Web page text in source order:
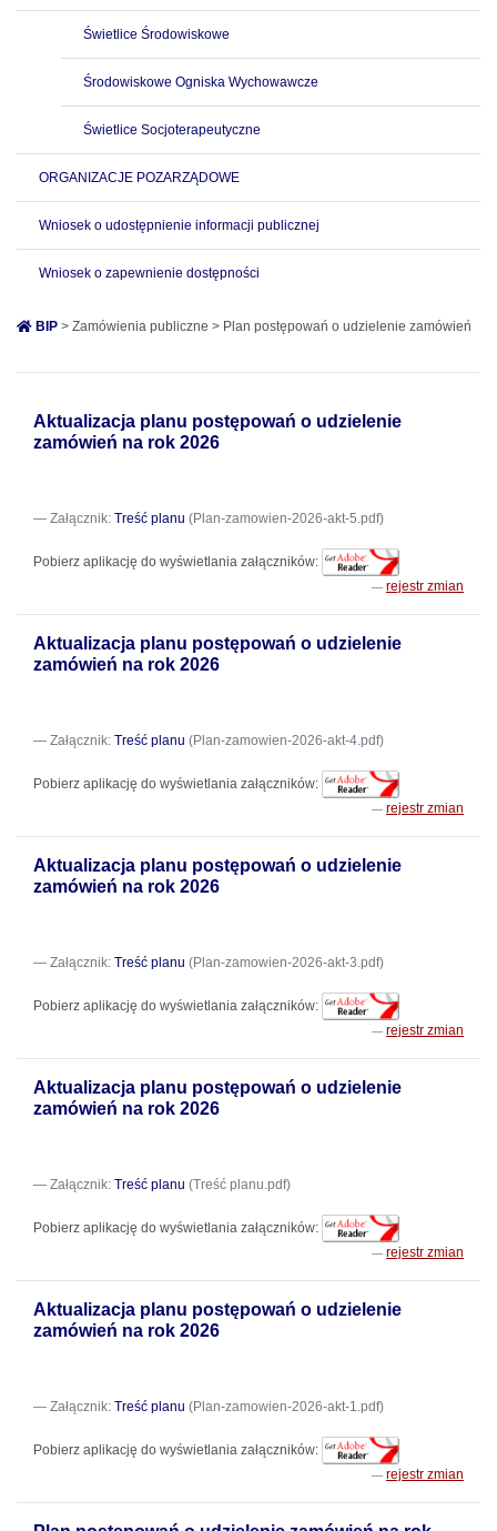
Świetlice Środowiskowe
Środowiskowe Ogniska Wychowawcze
Świetlice Socjoterapeutyczne
ORGANIZACJE POZARZĄDOWE
Wniosek o udostępnienie informacji publicznej
Wniosek o zapewnienie dostępności
BIP > Zamówienia publiczne > Plan postępowań o udzielenie zamówień
Aktualizacja planu postępowań o udzielenie
zamówień na rok 2026
Załącznik: Treść planu (Plan-zamowien-2026-akt-5.pdf)
Pobierz aplikację do wyświetlania załączników:
rejestr zmian
Aktualizacja planu postępowań o udzielenie
zamówień na rok 2026
Załącznik: Treść planu (Plan-zamowien-2026-akt-4.pdf)
Pobierz aplikację do wyświetlania załączników:
rejestr zmian
Aktualizacja planu postępowań o udzielenie
zamówień na rok 2026
Załącznik: Treść planu (Plan-zamowien-2026-akt-3.pdf)
Pobierz aplikację do wyświetlania załączników:
rejestr zmian
Aktualizacja planu postępowań o udzielenie
zamówień na rok 2026
Załącznik: Treść planu (Treść planu.pdf)
Pobierz aplikację do wyświetlania załączników:
rejestr zmian
Aktualizacja planu postępowań o udzielenie
zamówień na rok 2026
Załącznik: Treść planu (Plan-zamowien-2026-akt-1.pdf)
Pobierz aplikację do wyświetlania załączników:
rejestr zmian